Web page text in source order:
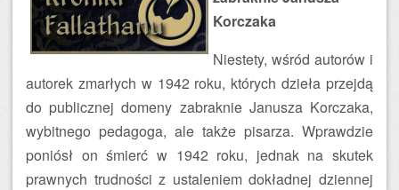
Korczaka
Niestety, wśród autorów i
autorek zmarłych w 1942 roku, których dzieła przejdą
do publicznej domeny zabraknie Janusza Korczaka,
wybitnego pedagoga, ale także pisarza. Wprawdzie
poniósł on śmierć w 1942 roku, jednak na skutek
prawnych trudności z ustaleniem dokładnej dziennej